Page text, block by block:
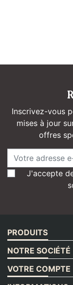
Inscrivez-vous
mises à jour
offres
J'accepte
PRODUITS
NOTRE SOCIÉTÉ
VOTRE COMPTE